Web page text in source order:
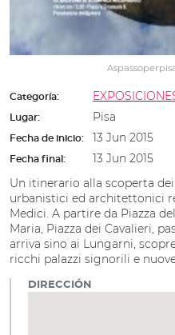
Categoría:
Lugar: Pisa
Fecha de inicio: 13 Jun 2015
Fecha final:
13 Jun 2015
Un itinerario alla scoperta
urbanistici ed architettonici
Medici. A partire da Piazza
Maria, Piazza dei Cavalieri,
arriva sino ai Lungarni,
ricchi palazzi signorili e
DIRECCIÓN